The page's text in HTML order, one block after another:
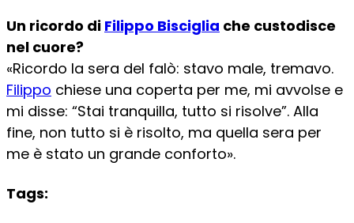
Un ricordo di Filippo Bisciglia che custodisce
nel cuore?
«Ricordo la sera del falò: stavo male, tremavo.
Filippo chiese una coperta per me, mi avvolse e
mi disse: “Stai tranquilla, tutto si risolve”. Alla
fine, non tutto si è risolto, ma quella sera per
me è stato un grande conforto».
Tags: